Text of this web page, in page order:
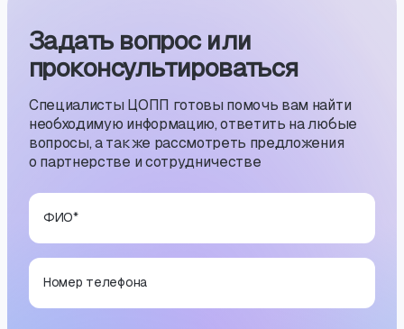
Задать вопрос или
проконсуль­тиро­ваться
Специалисты ЦОПП готовы помочь вам найти
необходимую информацию, ответить на любые
вопросы, а также рассмотреть предложения
о партнерстве и сотрудничестве
ФИО*
Номер телефона